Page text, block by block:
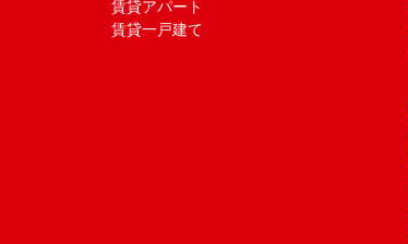
賃貸アパート
賃貸一戸建て